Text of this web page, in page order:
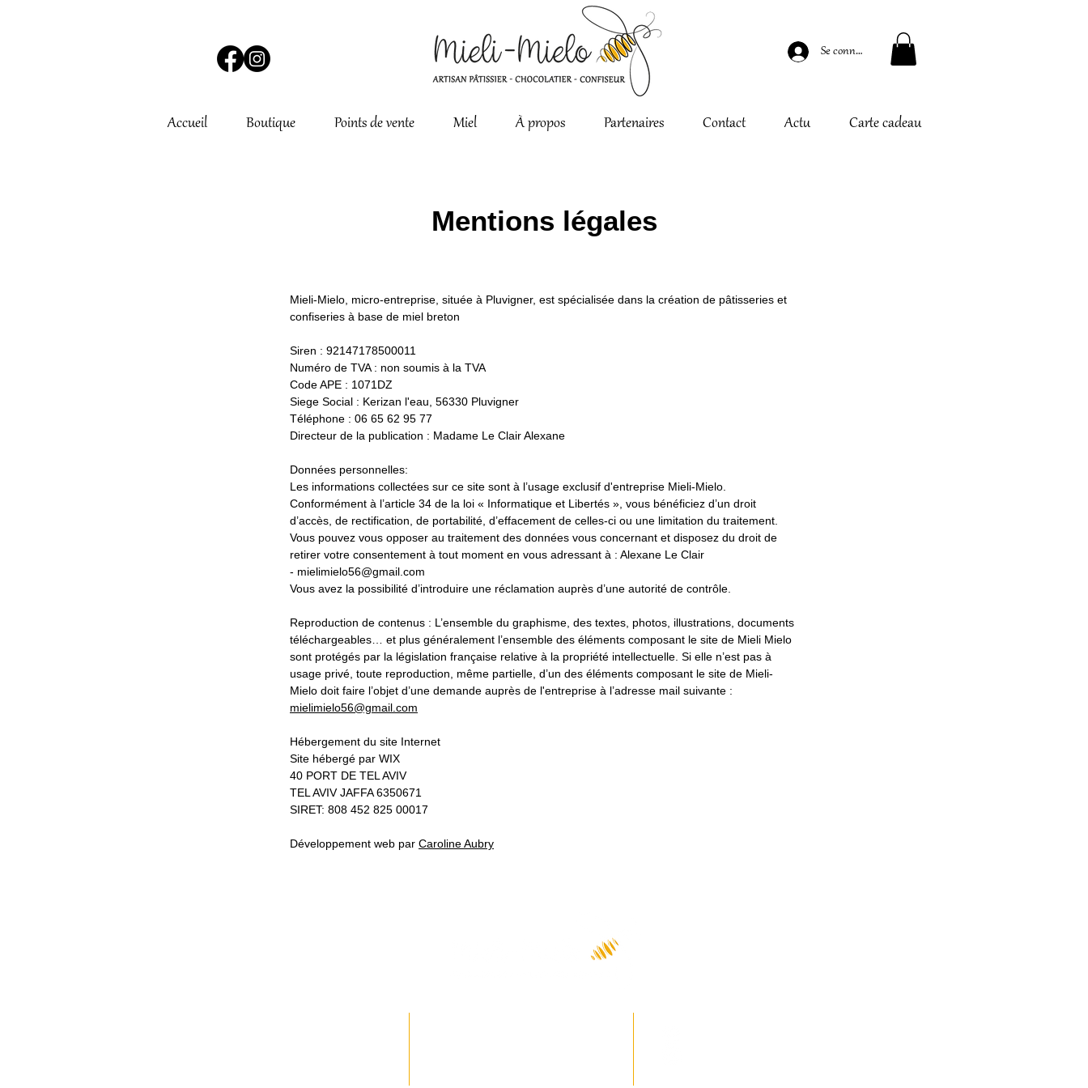
Se connecter
Accueil Boutique Points de vente Miel À propos Partenaires Contact Actu Carte cadeau
Mentions légales
Mieli-Mielo, micro-entreprise, située à Pluvigner, est spécialisée dans la création de pâtisseries et
confiseries à base de miel breton
Siren : 92147178500011
Numéro de TVA : non soumis à la TVA
Code APE : 1071DZ
Siege Social : Kerizan l'eau, 56330 Pluvigner
Téléphone : 06 65 62 95 77
Directeur de la publication : Madame Le Clair Alexane
Données personnelles:
Les informations collectées sur ce site sont à l’usage exclusif d'entreprise Mieli-Mielo.
Conformément à l’article 34 de la loi « Informatique et Libertés », vous bénéficiez d’un droit
d’accès, de rectification, de portabilité, d’effacement de celles-ci ou une limitation du traitement.
Vous pouvez vous opposer au traitement des données vous concernant et disposez du droit de
retirer votre consentement à tout moment en vous adressant à : Alexane Le Clair
- mielimielo56@gmail.com
Vous avez la possibilité d’introduire une réclamation auprès d’une autorité de contrôle.
Reproduction de contenus : L’ensemble du graphisme, des textes, photos, illustrations, documents
téléchargeables… et plus généralement l’ensemble des éléments composant le site de Mieli Mielo
sont protégés par la législation française relative à la propriété intellectuelle. Si elle n’est pas à
usage privé, toute reproduction, même partielle, d’un des éléments composant le site de Mieli-
Mielo doit faire l’objet d’une demande auprès de l'entreprise à l’adresse mail suivante :
mielimielo56@gmail.com
Hébergement du site Internet
Site hébergé par WIX
40 PORT DE TEL AVIV
TEL AVIV JAFFA 6350671
SIRET: 808 452 825 00017
Développement web par Caroline Aubry